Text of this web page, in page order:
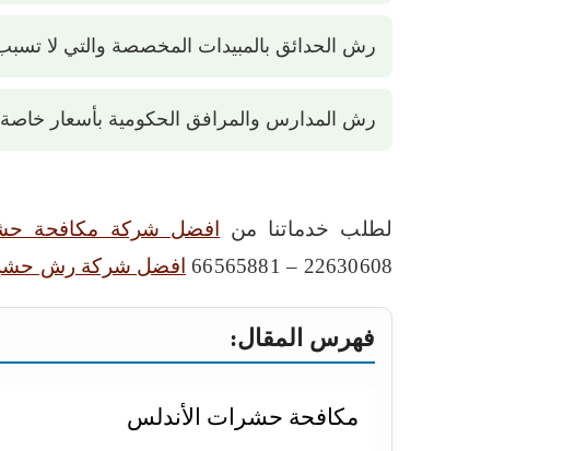
رش الحدائق بالمبيدات المخصصة والتي لا
رش المدارس والمرافق الحكومية بأسعار
لطلب خدماتنا من افضل شركة مكافحة
22630608 – 66565881
افضل شركة رش
فهرس المقال:
مكافحة حشرات الأندلس